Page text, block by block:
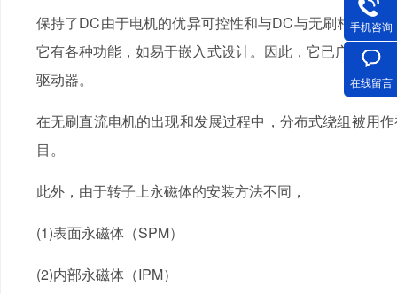
保持了DC由于电机的优异可控性和与DC与无刷相比，电
它有各种功能，如易于嵌入式设计。因此，它已广泛
驱动器。
在无刷直流电机的出现和发展过程中，分布式绕组被用作
目。
此外，由于转子上永磁体的安装方法不同，
(1)表面永磁体（SPM）
(2)内部永磁体（IPM）
手机咨询
在线留言